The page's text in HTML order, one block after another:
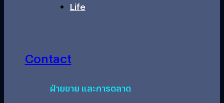
Life
Contact
ฝ่ายขาย และการตลาด